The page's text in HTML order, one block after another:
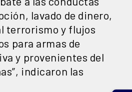
lavado de dinero,
terrorismo y flujos
para armas de
y provenientes del
indicaron las